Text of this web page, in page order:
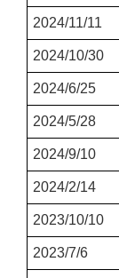
2024/11/11
2024/10/30
2024/6/25
2024/5/28
2024/9/10
2024/2/14
2023/10/10
2023/7/6